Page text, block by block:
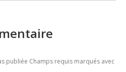
publiée Champs requis marqués avec